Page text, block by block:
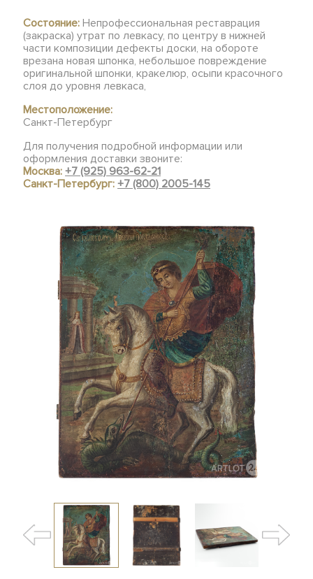
Состояние: Непрофессиональная реставрация
(закраска) утрат по левкасу, по центру в нижней
части композиции дефекты доски, на обороте
врезана новая шпонка, небольшое повреждение
оригинальной шпонки, кракелюр, осыпи красочного
слоя до уровня левкаса,
Местоположение:
Санкт-Петербург
Для получения подробной информации или
оформления доставки звоните:
Москва:+7 (925) 963-62-21
Санкт-Петербург:+7 (800) 2005-145